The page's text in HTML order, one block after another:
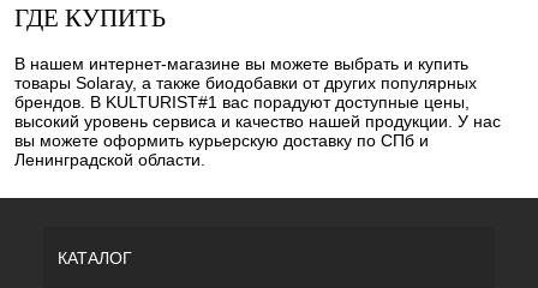
ГДЕ КУПИТЬ
В нашем интернет-магазине вы можете выбрать и купить
товары Solaray, а также биодобавки от других популярных
брендов. В KULTURIST#1 вас порадуют доступные цены,
высокий уровень сервиса и качество нашей продукции. У нас
вы можете оформить курьерскую доставку по СПб и
Ленинградской области.
КАТАЛОГ